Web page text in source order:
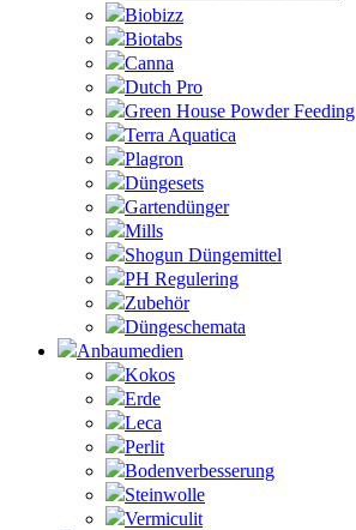
Biobizz
Biotabs
Canna
Dutch Pro
Green House Powder Feeding
Terra Aquatica
Plagron
Düngesets
Gartendünger
Mills
Shogun Düngemittel
PH Regulering
Zubehör
Düngeschemata
Anbaumedien
Kokos
Erde
Leca
Perlit
Bodenverbesserung
Steinwolle
Vermiculit